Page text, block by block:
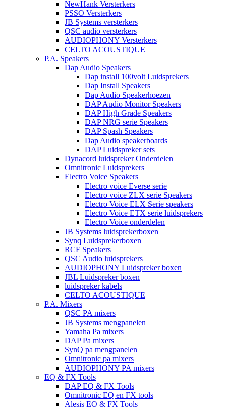
NewHank Versterkers
PSSO Versterkers
JB Systems versterkers
QSC audio versterkers
AUDIOPHONY Versterkers
CELTO ACOUSTIQUE
P.A. Speakers
Dap Audio Speakers
Dap install 100volt Luidsprekers
Dap Install Speakers
Dap Audio Speakerhoezen
DAP Audio Monitor Speakers
DAP High Grade Speakers
DAP NRG serie Speakers
DAP Spash Speakers
Dap Audio speakerboards
DAP Luidspreker sets
Dynacord luidspreker Onderdelen
Omnitronic Luidsprekers
Electro Voice Speakers
Electro voice Everse serie
Electro voice ZLX serie Speakers
Electro Voice ELX Serie speakers
Electro Voice ETX serie luidsprekers
Electro Voice onderdelen
JB Systems luidsprekerboxen
Synq Luidsprekerboxen
RCF Speakers
QSC Audio luidsprekers
AUDIOPHONY Luidspreker boxen
JBL Luidspreker boxen
luidspreker kabels
CELTO ACOUSTIQUE
P.A. Mixers
QSC PA mixers
JB Systems mengpanelen
Yamaha Pa mixers
DAP Pa mixers
SynQ pa mengpanelen
Omnitronic pa mixers
AUDIOPHONY PA mixers
EQ & FX Tools
DAP EQ & FX Tools
Omnitronic EQ en FX tools
Alesis EQ & FX Tools